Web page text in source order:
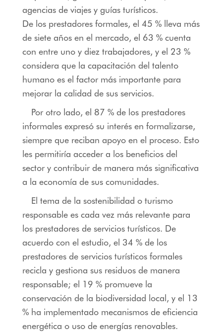
agencias de viajes y guías turísticos.
De los prestadores formales, el 45 % lleva más
de siete años en el mercado, el 63 % cuenta
con entre uno y diez trabajadores, y el 23 %
considera que la capacitación del talento
humano es el factor más importante para
mejorar la calidad de sus servicios.
Por otro lado, el 87 % de los prestadores
informales expresó su interés en formalizarse,
siempre que reciban apoyo en el proceso. Esto
les permitiría acceder a los beneficios del
sector y contribuir de manera más significativa
a la economía de sus comunidades.
El tema de la sostenibilidad o turismo
responsable es cada vez más relevante para
los prestadores de servicios turísticos. De
acuerdo con el estudio, el 34 % de los
prestadores de servicios turísticos formales
recicla y gestiona sus residuos de manera
responsable; el 19 % promueve la
conservación de la biodiversidad local, y el 13
% ha implementado mecanismos de eficiencia
energética o uso de energías renovables.